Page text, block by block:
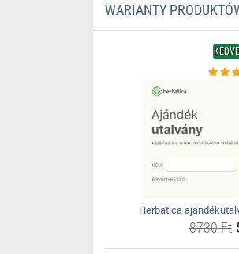
WARIANTY
Herbatica
8730 Ft